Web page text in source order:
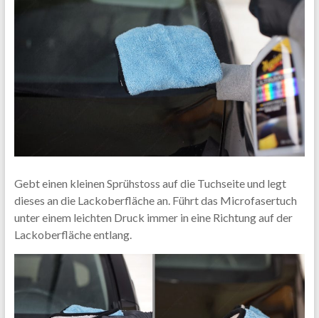
Gebt einen kleinen Sprühstoss auf die Tuchseite und legt
dieses an die Lackoberfläche an. Führt das Microfasertuch
unter einem leichten Druck immer in eine Richtung auf der
Lackoberfläche entlang.